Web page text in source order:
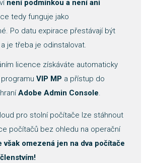
není podmínkou a není ani
tedy funguje jako
Po datu expirace přestávají být
je třeba je odinstalovat.
licence získáváte automaticky
VIP MP a přístup do
Adobe Admin Console.
pro stolní počítače lze stáhnout
počítačů bez ohledu na operační
však omezená jen na dva počítače